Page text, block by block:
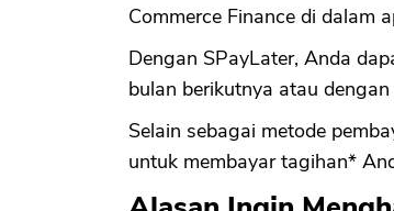
Commerce Finance di dalam
Dengan SPayLater, Anda
bulan berikutnya atau
Selain sebagai metode
untuk membayar tagihan*